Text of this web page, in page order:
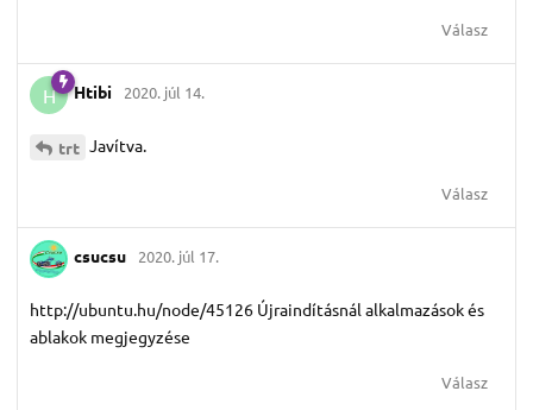
Válasz
H Htibi 2020. júl 14.
trt Javítva.
Válasz
csucsu 2020. júl 17.
http://ubuntu.hu/node/45126 Újraindításnál alkalmazások és
ablakok megjegyzése
Válasz